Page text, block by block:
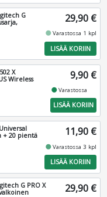
G
29,90 €
fiber_manual_recordVarastossa 1 kpl
LISÄÄ KORIIN
X
Wireless
9,90 €
fiber_manual_recordVarastossa
LISÄÄ KORIIN
+ 20 pientä
11,90 €
fiber_manual_recordVarastossa 3 kpl
LISÄÄ KORIIN
G PRO X
29,90 €